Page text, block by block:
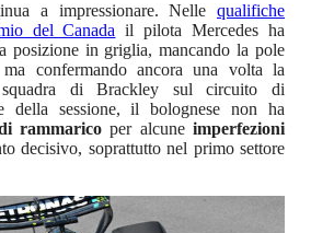
a impressionare. Nellequalifiche
del Canada il pilota Mercedes ha
posizione in griglia, mancando la pole
confermando ancora una volta la
di Brackley sul circuito di
della sessione, il bolognese non ha
rammarico per alcuneimperfezioni
decisivo, soprattutto nel primo settore